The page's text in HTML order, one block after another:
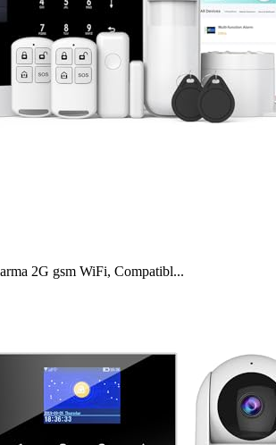
2G gsm WiFi, Compatibl...